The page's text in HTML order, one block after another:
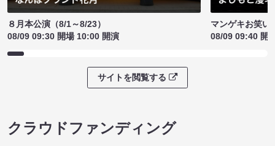
８月本公演（8/1～8/23）
08/09 09:30 開場 10:00 開演
マンゲキお笑い
08/09 09:40 開
サイトを閲覧する
クラウドファンディング